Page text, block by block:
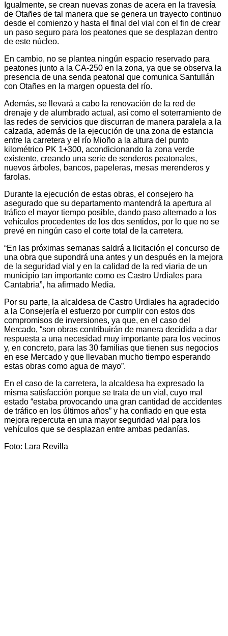
Igualmente, se crean nuevas zonas de acera en la travesía
de Otañes de tal manera que se genera un trayecto continuo
desde el comienzo y hasta el final del vial con el fin de crear
un paso seguro para los peatones que se desplazan dentro
de este núcleo.
En cambio, no se plantea ningún espacio reservado para
peatones junto a la CA-250 en la zona, ya que se observa la
presencia de una senda peatonal que comunica Santullán
con Otañes en la margen opuesta del río.
Además, se llevará a cabo la renovación de la red de
drenaje y de alumbrado actual, así como el soterramiento de
las redes de servicios que discurran de manera paralela a la
calzada, además de la ejecución de una zona de estancia
entre la carretera y el río Mioño a la altura del punto
kilométrico PK 1+300, acondicionando la zona verde
existente, creando una serie de senderos peatonales,
nuevos árboles, bancos, papeleras, mesas merenderos y
farolas.
Durante la ejecución de estas obras, el consejero ha
asegurado que su departamento mantendrá la apertura al
tráfico el mayor tiempo posible, dando paso alternado a los
vehículos procedentes de los dos sentidos, por lo que no se
prevé en ningún caso el corte total de la carretera.
“En las próximas semanas saldrá a licitación el concurso de
una obra que supondrá una antes y un después en la mejora
de la seguridad vial y en la calidad de la red viaria de un
municipio tan importante como es Castro Urdiales para
Cantabria”, ha afirmado Media.
Por su parte, la alcaldesa de Castro Urdiales ha agradecido
a la Consejería el esfuerzo por cumplir con estos dos
compromisos de inversiones, ya que, en el caso del
Mercado, “son obras contribuirán de manera decidida a dar
respuesta a una necesidad muy importante para los vecinos
y, en concreto, para las 30 familias que tienen sus negocios
en ese Mercado y que llevaban mucho tiempo esperando
estas obras como agua de mayo”.
En el caso de la carretera, la alcaldesa ha expresado la
misma satisfacción porque se trata de un vial, cuyo mal
estado “estaba provocando una gran cantidad de accidentes
de tráfico en los últimos años” y ha confiado en que esta
mejora repercuta en una mayor seguridad vial para los
vehículos que se desplazan entre ambas pedanías.
Foto: Lara Revilla